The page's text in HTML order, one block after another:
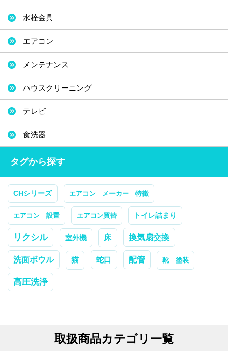
水栓金具
エアコン
メンテナンス
ハウスクリーニング
テレビ
食洗器
タグから探す
CHシリーズ エアコン メーカー 特徴
エアコン 設置 エアコン買替 トイレ詰まり
リクシル 室外機 床 換気扇交換
洗面ボウル 猫 蛇口 配管 靴 塗装
高圧洗浄
取扱商品カテゴリ一覧